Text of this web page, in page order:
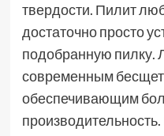
твердости. Пилит
достаточно просто
подобранную пилку.
современным
обеспечивающим